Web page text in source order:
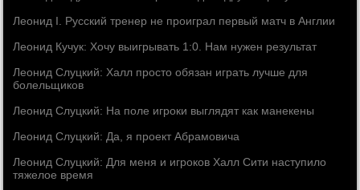
Леонид I. Русский тренер не проиграл первый матч в Англии
Леонид Кучук: Хочу выигрывать 1:0. Нам нужен результат
Леонид Слуцкий: Халл просто обязан играть лучше для
болельщиков
Леонид Слуцкий: На поле игроки выглядят как манекены
Леонид Слуцкий: Да, я проект Абрамовича
Леонид Слуцкий: Для меня и игроков Халл Сити наступило
тяжелое время